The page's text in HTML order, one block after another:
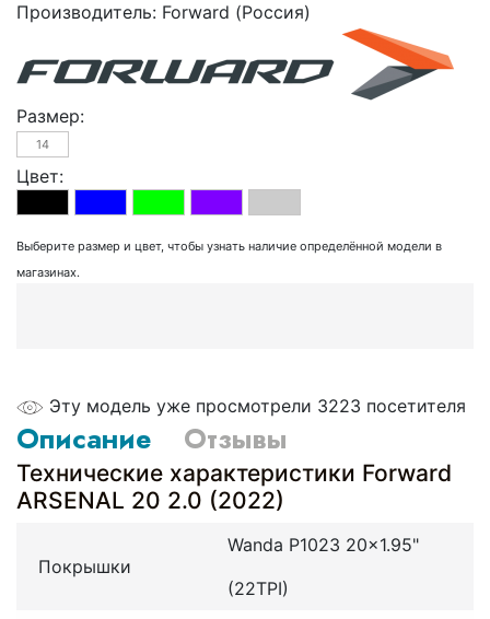
Производитель: Forward (Россия)
Размер:
14
Цвет:
Выберите размер и цвет, чтобы узнать наличие определённой модели в
магазинах.
Эту модель уже просмотрели 3223 посетителя
Описание Отзывы
Технические характеристики Forward
ARSENAL 20 2.0 (2022)
Покрышки
Wanda P1023 20x1.95"
(22TPI)